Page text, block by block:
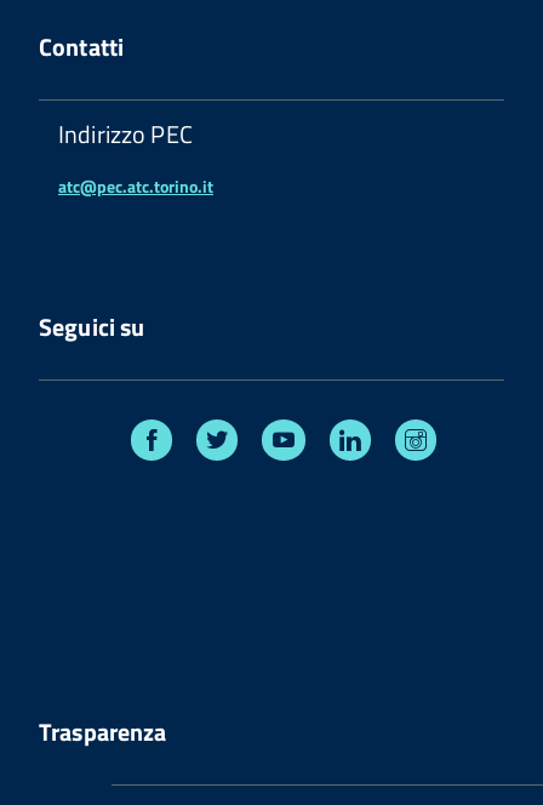
Contatti
Indirizzo PEC
atc@pec.atc.torino.it
Seguici su
Facebook Twitter Youtube Linkedin
Trasparenza